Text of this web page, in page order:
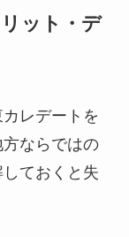
ット・デ
レデートを
ならではの
ておくと失